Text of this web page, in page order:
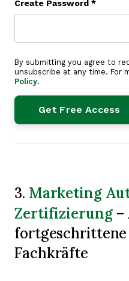
Create Password *
By submitting you agree to
unsubscribe at any time. For
Policy.
3. Marketing
Zertifizierung–
Fachkräfte